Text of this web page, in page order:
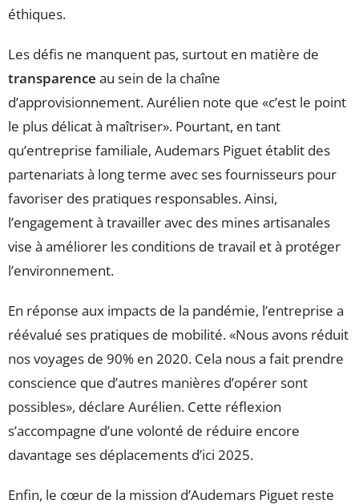
éthiques.
Les défis ne manquent pas, surtout en matière de
transparence au sein de la chaîne
d’approvisionnement. Aurélien note que «c’est le point
le plus délicat à maîtriser». Pourtant, en tant
qu’entreprise familiale, Audemars Piguet établit des
partenariats à long terme avec ses fournisseurs pour
favoriser des pratiques responsables. Ainsi,
l’engagement à travailler avec des mines artisanales
vise à améliorer les conditions de travail et à protéger
l’environnement.
En réponse aux impacts de la pandémie, l’entreprise a
réévalué ses pratiques de mobilité. «Nous avons réduit
nos voyages de 90% en 2020. Cela nous a fait prendre
conscience que d’autres manières d’opérer sont
possibles», déclare Aurélien. Cette réflexion
s’accompagne d’une volonté de réduire encore
davantage ses déplacements d’ici 2025.
Enfin, le cœur de la mission d’Audemars Piguet reste